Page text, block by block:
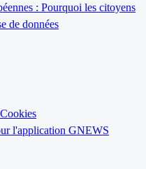
: Pourquoi les citoyens
de données
l'application GNEWS